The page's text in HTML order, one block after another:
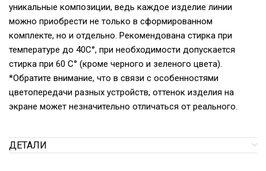
уникальные композиции, ведь каждое изделие линии
можно приобрести не только в сформированном
комплекте, но и отдельно. Рекомендована стирка при
температуре до 40С°, при необходимости допускается
стирка при 60 С° (кроме черного и зеленого цвета).
*Обратите внимание, что в связи с особенностями
цветопередачи разных устройств, оттенок изделия на
экране может незначительно отличаться от реального.
ДЕТАЛИ